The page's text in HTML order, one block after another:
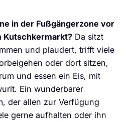
in der Fußgängerzone vor
Kutschkermarkt? Da sitzt
und plaudert, trifft viele
oder dort sitzen,
und essen ein Eis, mit
Ein wunderbarer
der allen zur Verfügung
gerne aufhalten oder ihn